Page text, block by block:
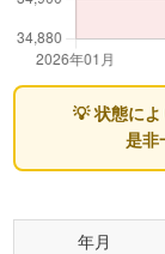
💡 状態によ
是非
年月